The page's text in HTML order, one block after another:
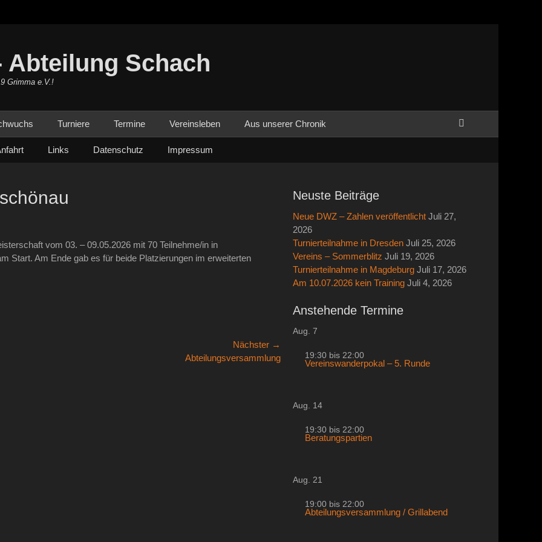
Abteilung Schach
Grimma e.V.!
Turniere Termine Vereinsleben Aus unserer Chronik
Links Datenschutz Impressum
vom 03. – 09.05.2026 mit 70 Teilnehme/in in
Start. Am Ende gab es für beide Platzierungen im erweiterten
Nächster →
Abteilungsversammlung
Neuste Beiträge
Neue DWZ – Zahlen veröffentlicht Juli 27,
2026
Turnierteilnahme in Dresden Juli 25, 2026
Vereins – Sommerblitz Juli 19, 2026
Turnierteilnahme in Magdeburg Juli 17, 2026
Am 10.07.2026 kein Training Juli 4, 2026
Anstehende Termine
Aug. 7
19:30 bis 22:00
Vereinswanderpokal – 5. Runde
Aug. 14
19:30 bis 22:00
Beratungspartien
Aug. 21
19:00 bis 22:00
Abteilungsversammlung / Grillabend